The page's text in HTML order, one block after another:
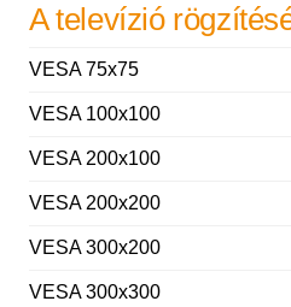
A televízió
VESA 75x75
VESA 100x100
VESA 200x100
VESA 200x200
VESA 300x200
VESA 300x300